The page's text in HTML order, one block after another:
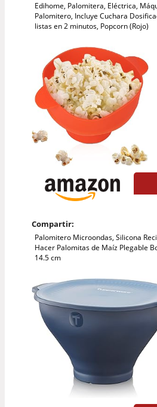
Edihome, Palomitera, Eléctrica,
Palomitero, Incluye Cuchara
listas en 2 minutos, Popcorn (Rojo)
Compartir:
Palomitero Microondas, Silicona
Hacer Palomitas de Maíz Plegable
14.5 cm